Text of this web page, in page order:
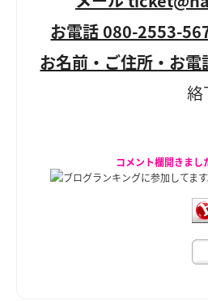
お電話 080-2553-
お名前・ご住所・お
絡
コメント欄開きま
ブログランキングに参加して